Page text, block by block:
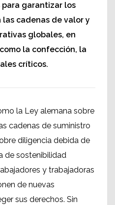
para garantizar los
cadenas de valor y
globales, en
la confección, la
críticos.
la Ley alemana sobre
cadenas de suministro
diligencia debida de
de sostenibilidad
y trabajadoras
de nuevas
sus derechos. Sin